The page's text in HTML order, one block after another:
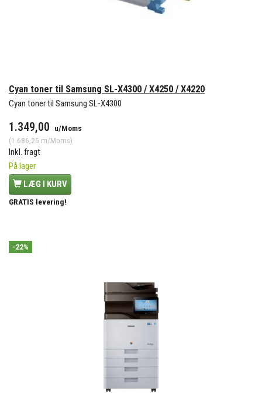
Cyan toner til Samsung SL-X4300 / X4250 / X4220
Cyan toner til Samsung SL-X4300
1.349,00
u/Moms
(1.686,25 m/Moms)
Inkl. fragt
På lager
LÆG I KURV
GRATIS levering!
-22%